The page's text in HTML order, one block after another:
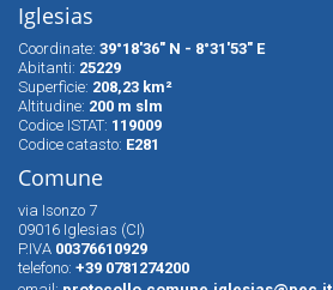
Iglesias
Coordinate: 39°18'36" N - 8°31'53" E
Abitanti: 25229
Superfìcie: 208,23 km²
Altitudine: 200 m slm
Codice ISTAT: 119009
Codice catasto: E281
Comune
via Isonzo 7
09016 Iglesias (CI)
P.IVA 00376610929
telefono: +39 0781274200